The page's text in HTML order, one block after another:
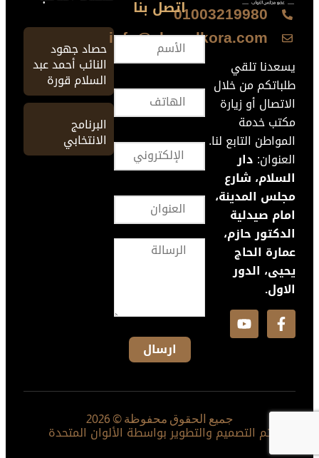
01003219980
info@ahmedkora.com
يسعدنا تلقي
طلباتكم من خلال
الاتصال أو زيارة
مكتب خدمة
المواطن التابع لنا.
العنوان: دار
السلام، شارع
مجلس المدينة،
امام صيدلية
الدكتور حازم،
عمارة الحاج
يحيى، الدور
الاول.
اتصل بنا
حصاد جهود
النائب أحمد عبد
السلام قورة
البرنامج
الانتخابي
جميع الحقوق محفوظة © 2026
تم التصميم والتطوير بواسطة الألوان المتحدة